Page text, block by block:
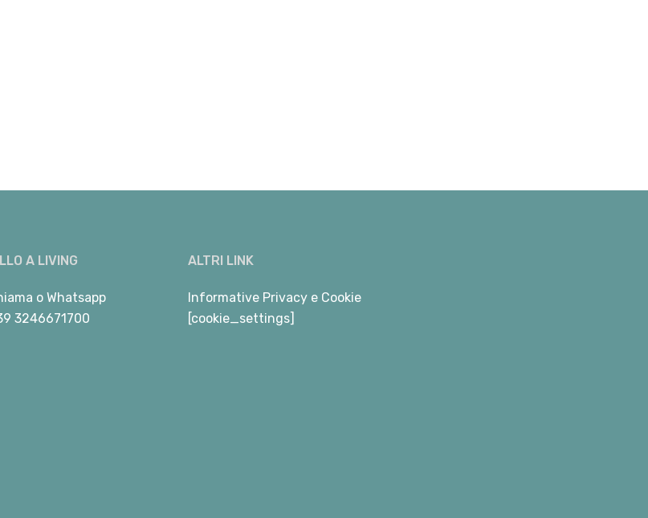
A LIVING
o Whatsapp
3246671700
ALTRI LINK
Informative Privacy e Cookie
[cookie_settings]